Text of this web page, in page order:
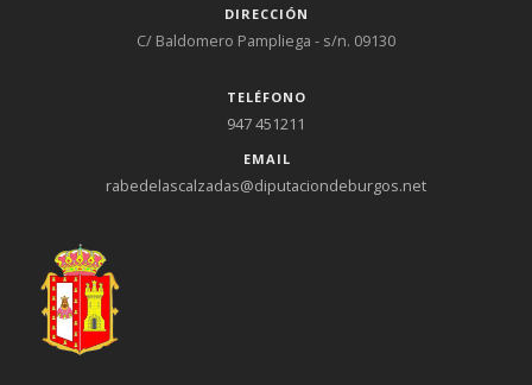
DIRECCIÓN
C/ Baldomero Pampliega - s/n. 09130
TELÉFONO
947 451211
EMAIL
rabedelascalzadas@diputaciondeburgos.net